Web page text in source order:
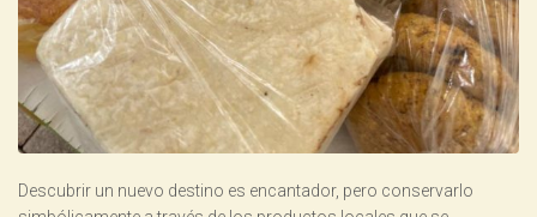
Descubrir un nuevo destino es encantador, pero conservarlo